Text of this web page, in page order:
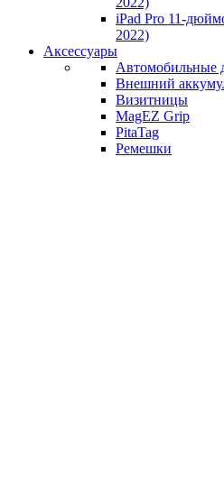
iPad Pro 11-
2022)
Аксессуары
Автомобильные
Внешний
Визитницы
MagEZ Grip
PitaTag
Ремешки